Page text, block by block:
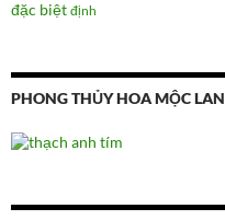
đặc biệt định
PHONG THỦY HOA MỘC LAN